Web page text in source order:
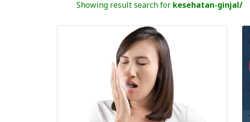
HEALTH & WELLNESS
APA ARTI DARI BAU MULUT ANDA:
BISA MENANDAKAN MASALAH
KESEHATAN SERIUS
Bau mulut atau halitosis, umumnya